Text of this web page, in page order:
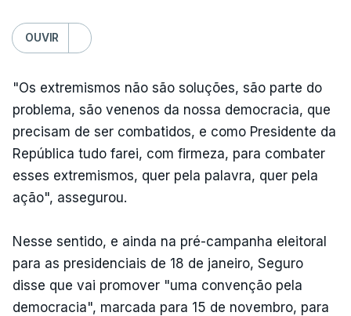
OUVIR
"Os extremismos não são soluções, são parte do
problema, são venenos da nossa democracia, que
precisam de ser combatidos, e como Presidente da
República tudo farei, com firmeza, para combater
esses extremismos, quer pela palavra, quer pela
ação", assegurou.
Nesse sentido, e ainda na pré-campanha eleitoral
para as presidenciais de 18 de janeiro, Seguro
disse que vai promover "uma convenção pela
democracia", marcada para 15 de novembro, para